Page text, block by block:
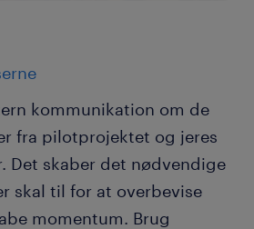
kommunikation om de
fra pilotprojektet og jeres
Det skaber det nødvendige
skal til for at overbevise
momentum. Brug